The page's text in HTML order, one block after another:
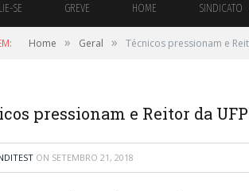
SE GREVE HOME SINDICATO
Home » Geral » Técnicos pressionam e
pressionam e Reitor da
ON SETEMBRO 21, 2018